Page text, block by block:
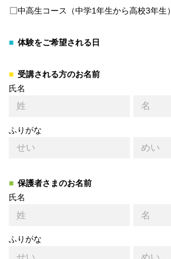
中高生コース（中学1年生から高校3年生）
体験をご希望される日
受講される方のお名前
氏名
ふりがな
保護者さまのお名前
氏名
ふりがな